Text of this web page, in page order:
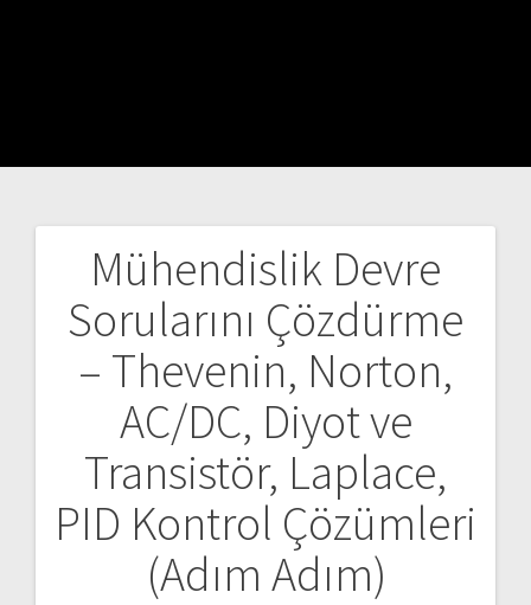
Mühendislik Devre
Sorularını Çözdürme
– Thevenin, Norton,
AC/DC, Diyot ve
Transistör, Laplace,
PID Kontrol Çözümleri
(Adım Adım)
Yazı
gezinmesi